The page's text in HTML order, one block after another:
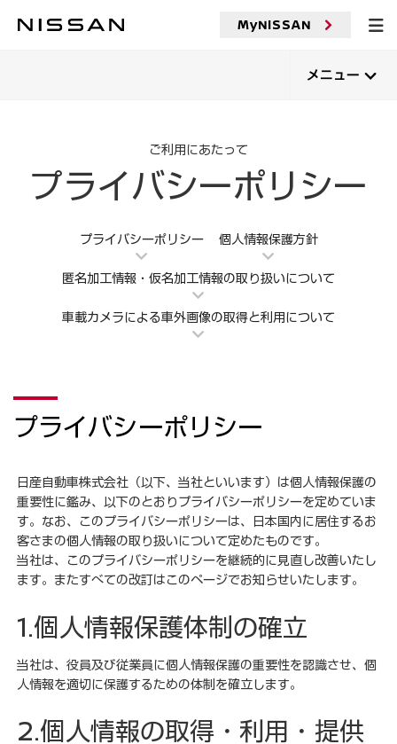
プライバシーポリシー
MyNISSAN
メニュー
ご利用にあたって
プライバシーポリシー
プライバシーポリシー 個人情報保護方針
匿名加工情報・仮名加工情報の取り扱いについて
車載カメラによる車外画像の取得と利用について
プライバシーポリシー
日産自動車株式会社（以下、当社といいます）は個人情報保護の
重要性に鑑み、以下のとおりプライバシーポリシーを定めていま
す。なお、このプライバシーポリシーは、日本国内に居住するお
客さまの個人情報の取り扱いについて定めたものです。
当社は、このプライバシーポリシーを継続的に見直し改善いたし
ます。またすべての改訂はこのページでお知らせいたします。
1.個人情報保護体制の確立
当社は、役員及び従業員に個人情報保護の重要性を認識させ、個
人情報を適切に保護するための体制を確立します。
2.個人情報の取得・利用・提供